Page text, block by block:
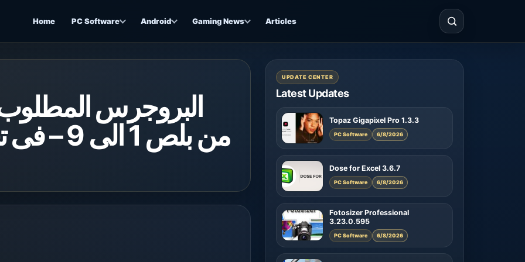
Home PC Software Android Gaming News Articles
البروجرس
UPDATE CENTER
Latest Updates
Topaz Gigapixel Pro 1.3.3
PC Software 6/8/2026
Dose for Excel 3.6.7
PC Software 6/8/2026
Fotosizer Professional
3.23.0.595
PC Software 6/8/2026